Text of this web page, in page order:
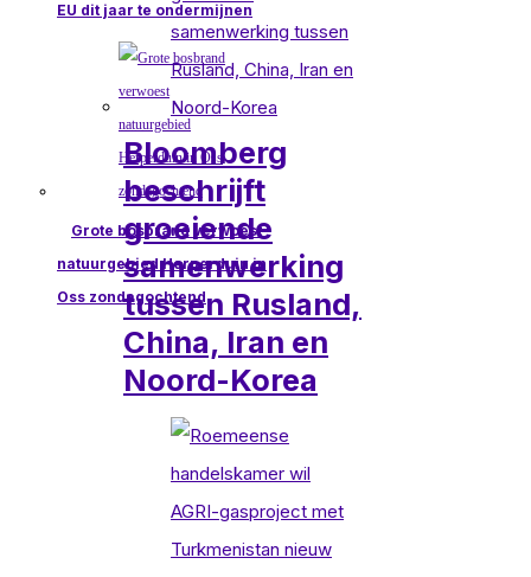
EU dit jaar te ondermijnen
Grote bosbrand verwoest
natuurgebied Herperduin in
Oss zondagochtend
Bloomberg
beschrijft
groeiende
samenwerking
tussen Rusland,
China, Iran en
Noord-Korea